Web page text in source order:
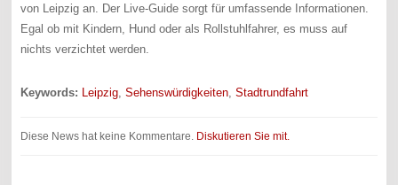
von Leipzig an. Der Live-Guide sorgt für umfassende Informationen.
Egal ob mit Kindern, Hund oder als Rollstuhlfahrer, es muss auf
nichts verzichtet werden.
Keywords: Leipzig ,Sehenswürdigkeiten ,Stadtrundfahrt
Diese News hat keine Kommentare. Diskutieren Sie mit.